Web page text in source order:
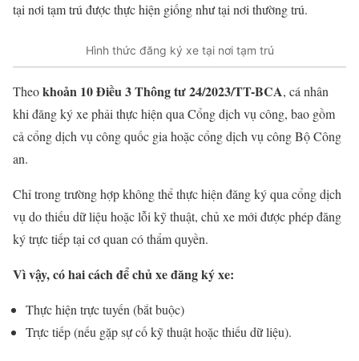
tại nơi tạm trú được thực hiện giống như tại nơi thường trú.
Hình thức đăng ký xe tại nơi tạm trú
Theokhoản 10 Điều 3 Thông tư 24/2023/TT-BCA, cá nhân
khi đăng ký xe phải thực hiện qua Cổng dịch vụ công, bao gồm
cả cổng dịch vụ công quốc gia hoặc cổng dịch vụ công Bộ Công
an.
Chỉ trong trường hợp không thể thực hiện đăng ký qua cổng dịch
vụ do thiếu dữ liệu hoặc lỗi kỹ thuật, chủ xe mới được phép đăng
ký trực tiếp tại cơ quan có thẩm quyền.
Vì vậy, có hai cách để chủ xe đăng ký xe:
Thực hiện trực tuyến (bắt buộc)
Trực tiếp (nếu gặp sự cố kỹ thuật hoặc thiếu dữ liệu).